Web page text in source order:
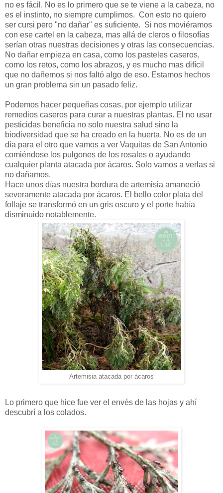
no es fácil. No es lo primero que se te viene a la cabeza, no
es el instinto, no siempre cumplimos. Con esto no quiero
ser cursi pero "no dañar" es suficiente. Si nos moviéramos
con ese cartel en la cabeza, mas allá de cleros o filosofías
serían otras nuestras decisiones y otras las consecuencias.
No dañar empieza en casa, como los pasteles caseros,
como los retos, como los abrazos, y es mucho mas difícil
que no dañemos si nos faltó algo de eso. Estamos hechos
un gran problema sin un pasado feliz.
Podemos hacer pequeñas cosas, por ejemplo utilizar
remedios caseros para curar a nuestras plantas. El no usar
pesticidas beneficia no solo nuestra salud sino la
biodiversidad que se ha creado en la huerta. No es de un
día para el otro que vamos a ver Vaquitas de San Antonio
comiéndose los pulgones de los rosales o ayudando
cualquier planta atacada por ácaros. Solo vamos a verlas si
no dañamos.
Hace unos días nuestra bordura de artemisia amaneció
severamente atacada por ácaros. El bello color plata del
follaje se transformó en un gris oscuro y el porte había
disminuido notablemente.
Artemisia atacada por ácaros
Lo primero que hice fue ver el envés de las hojas y ahí
descubrí a los colados.